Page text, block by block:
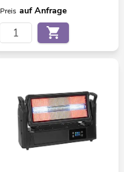
Preis auf Anfrage